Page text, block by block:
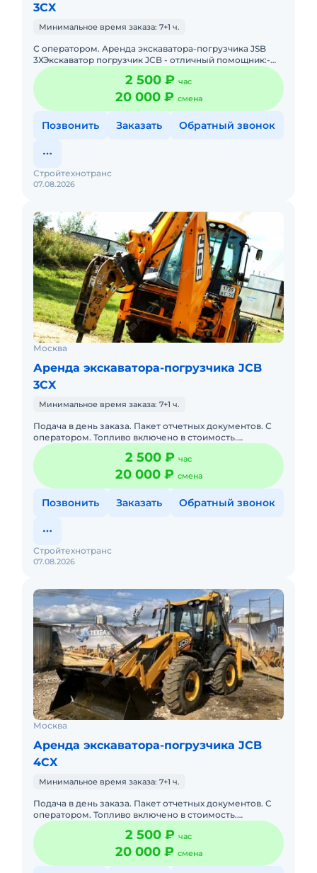
3CX
Минимальное время заказа: 7+1 ч.
С оператором. Аренда экскаватора-погрузчика JSB
3ХЭкскаватор погрузчик JCB - отличный помощник:-
Погрузка и выгрузка различных видов грузов;- Чистка
снега, убор
2 500 ₽ час
20 000 ₽ смена
Позвонить Заказать Обратный звонок
07.08.2026
Стройтехнотранс
Москва
Аренда экскаватора-погрузчика JCB
3CX
Минимальное время заказа: 7+1 ч.
Подача в день заказа. Пакет отчетных документов. С
оператором. Топливо включено в стоимость.
Долгосрочная аренда. Краткосрочная аренда. Техника
с малой наработк
2 500 ₽ час
20 000 ₽ смена
Позвонить Заказать Обратный звонок
07.08.2026
Стройтехнотранс
Москва
Аренда экскаватора-погрузчика JCB
4CX
Минимальное время заказа: 7+1 ч.
Подача в день заказа. Пакет отчетных документов. С
оператором. Топливо включено в стоимость.
Долгосрочная аренда. Краткосрочная аренда. Техника
с малой наработк
2 500 ₽ час
20 000 ₽ смена